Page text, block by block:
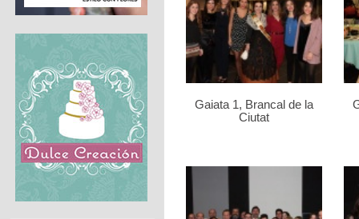
Gaiata 1, Brancal de la
Ciutat